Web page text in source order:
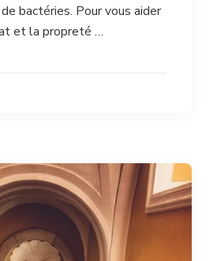
bactéries. Pour vous aider
et la propreté …